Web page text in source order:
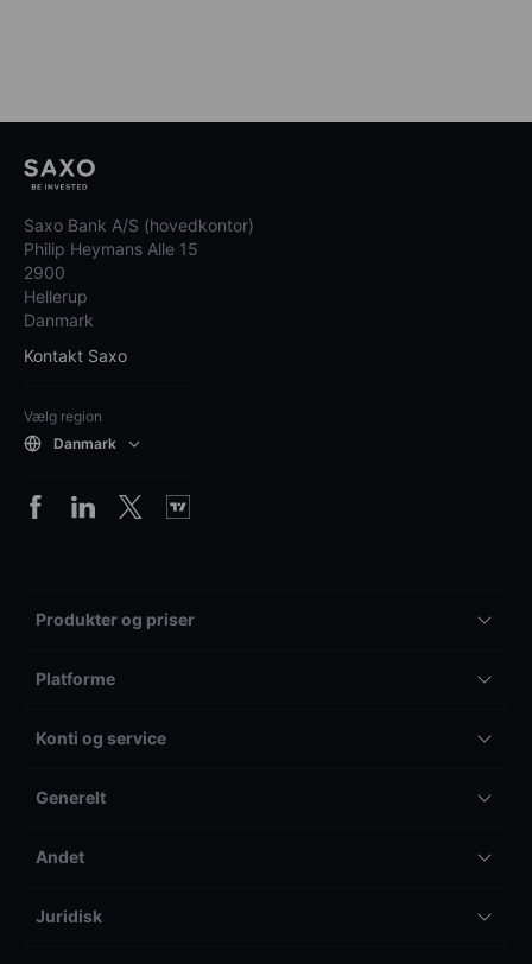
Saxo Bank A/S (hovedkontor)
Philip Heymans Alle 15
2900
Hellerup
Danmark
Kontakt Saxo
Vælg region
Danmark
Produkter og priser
Platforme
Konti og service
Generelt
Andet
Juridisk